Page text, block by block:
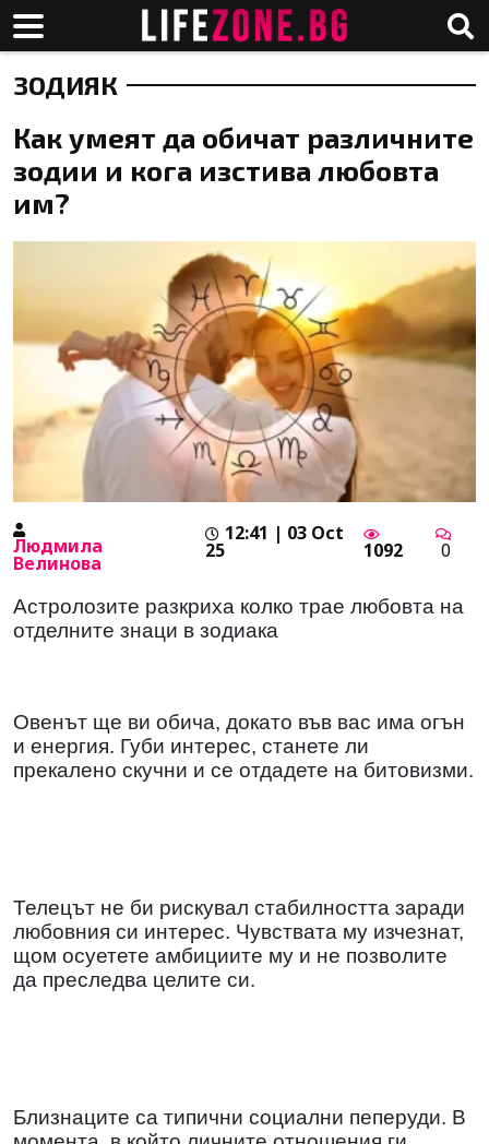
ЗОДИЯК
Как умеят да обичат различните
зодии и кога изстива любовта
им?
Людмила
Велинова
12:41 | 03 Oct
25 1092 0
Астролозите разкриха колко трае любовта на
отделните знаци в зодиака
Овенът ще ви обича, докато във вас има огън
и енергия. Губи интерес, станете ли
прекалено скучни и се отдадете на битовизми.
Телецът не би рискувал стабилността заради
любовния си интерес. Чувствата му изчезнат,
щом осуетете амбициите му и не позволите
да преследва целите си.
Близнаците са типични социални пеперуди. В